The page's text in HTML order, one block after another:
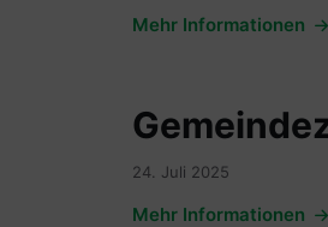
Mehr Informationen
24. Juli 2025
Mehr Informationen